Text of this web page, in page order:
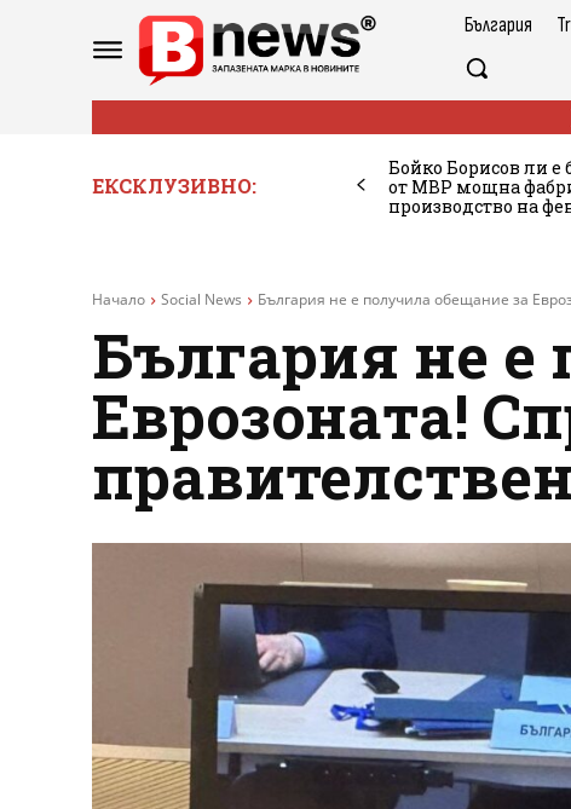
България
ЕКСКЛУЗИВНО:
Бойко Борисов ли е
от МВР мощна
производство на
Начало Social News България не е получила обещание за
България не е
Еврозоната!